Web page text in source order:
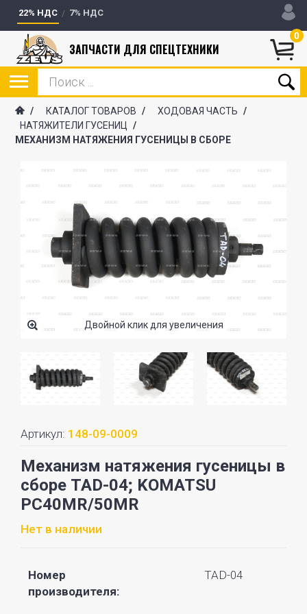
22% НДС 7% НДС
0
ЗАПЧАСТИ ДЛЯ СПЕЦТЕХНИКИ
/ КАТАЛОГ ТОВАРОВ / ХОДОВАЯ ЧАСТЬ /
НАТЯЖИТЕЛИ ГУСЕНИЦ /
МЕХАНИЗМ НАТЯЖЕНИЯ ГУСЕНИЦЫ В СБОРЕ
Двойной клик для увеличения
Артикул: 148-09-0009
Механизм натяжения гусеницы в
сборе TAD-04; KOMATSU
PC40MR/50MR
Нет в наличии
Номер
производителя:
TAD-04